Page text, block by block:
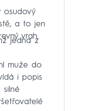
osudový
a to jen
vrah.
jedna z
muže do
i popis
silné